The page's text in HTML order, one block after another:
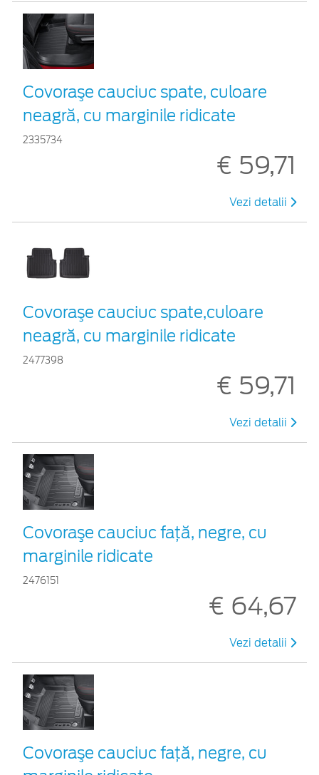
Covoraşe cauciuc spate, culoare
neagră, cu marginile ridicate
2335734
€ 59,71
Vezi detalii
Covoraşe cauciuc spate,culoare
neagră, cu marginile ridicate
2477398
€ 59,71
Vezi detalii
Covoraşe cauciuc față, negre, cu
marginile ridicate
2476151
€ 64,67
Vezi detalii
Covoraşe cauciuc față, negre, cu